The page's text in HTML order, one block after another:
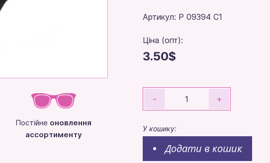
Постійне оновлення
ассортименту
Артикул: P 09394 C1
Ціна (опт):
3.50$
- +
У кошику:
Додати в кошик